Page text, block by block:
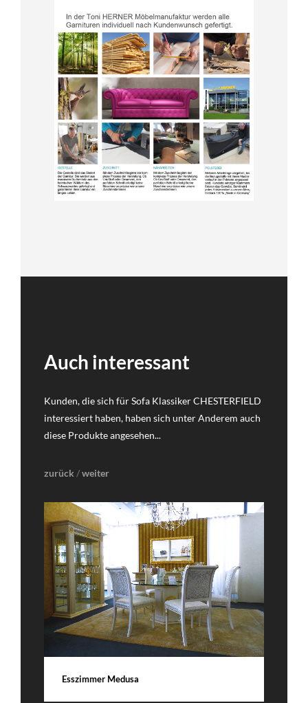
Auch interessant
Kunden, die sich für Sofa Klassiker CHESTERFIELD
interessiert haben, haben sich unter Anderem auch
diese Produkte angesehen...
zurück /weiter
DETAILS
Esszimmer Medusa